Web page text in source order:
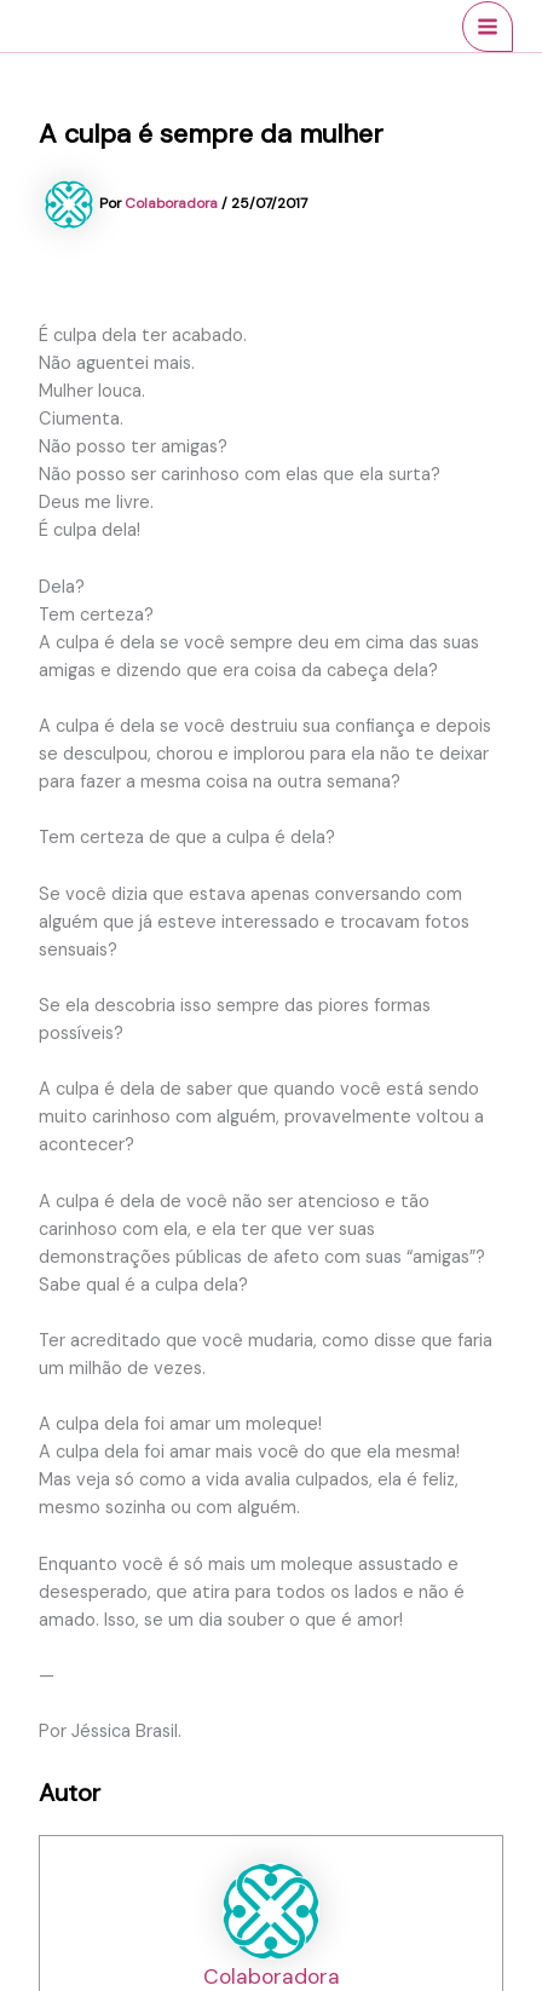
A culpa é sempre da mulher
PorColaboradora/25/07/2017
É culpa dela ter acabado.
Não aguentei mais.
Mulher louca.
Ciumenta.
Não posso ter amigas?
Não posso ser carinhoso com elas que ela surta?
Deus me livre.
É culpa dela!
Dela?
Tem certeza?
A culpa é dela se você sempre deu em cima das suas
amigas e dizendo que era coisa da cabeça dela?
A culpa é dela se você destruiu sua confiança e depois
se desculpou, chorou e implorou para ela não te deixar
para fazer a mesma coisa na outra semana?
Tem certeza de que a culpa é dela?
Se você dizia que estava apenas conversando com
alguém que já esteve interessado e trocavam fotos
sensuais?
Se ela descobria isso sempre das piores formas
possíveis?
A culpa é dela de saber que quando você está sendo
muito carinhoso com alguém, provavelmente voltou a
acontecer?
A culpa é dela de você não ser atencioso e tão
carinhoso com ela, e ela ter que ver suas
demonstrações públicas de afeto com suas “amigas”?
Sabe qual é a culpa dela?
Ter acreditado que você mudaria, como disse que faria
um milhão de vezes.
A culpa dela foi amar um moleque!
A culpa dela foi amar mais você do que ela mesma!
Mas veja só como a vida avalia culpados, ela é feliz,
mesmo sozinha ou com alguém.
Enquanto você é só mais um moleque assustado e
desesperado, que atira para todos os lados e não é
amado. Isso, se um dia souber o que é amor!
—
Por Jéssica Brasil.
Autor
Colaboradora